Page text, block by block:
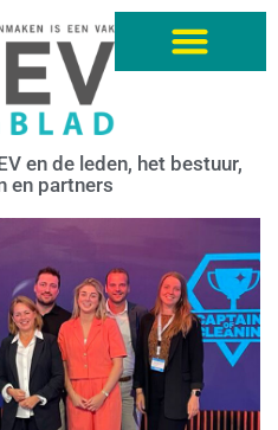
en de leden, het bestuur,
en partners